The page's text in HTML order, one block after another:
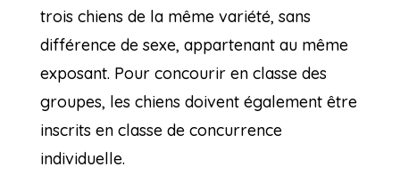
trois chiens de la même variété, sans
différence de sexe, appartenant au même
exposant. Pour concourir en classe des
groupes, les chiens doivent également être
inscrits en classe de concurrence
individuelle.